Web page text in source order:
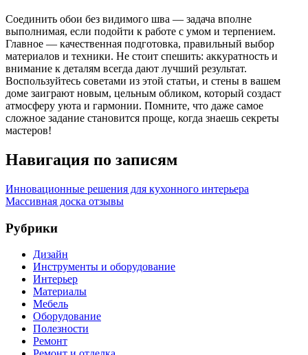
Соединить обои без видимого шва — задача вполне
выполнимая, если подойти к работе с умом и терпением.
Главное — качественная подготовка, правильный выбор
материалов и техники. Не стоит спешить: аккуратность и
внимание к деталям всегда дают лучший результат.
Воспользуйтесь советами из этой статьи, и стены в вашем
доме заиграют новым, цельным обликом, который создаст
атмосферу уюта и гармонии. Помните, что даже самое
сложное задание становится проще, когда знаешь секреты
мастеров!
Навигация по записям
Инновационные решения для кухонного интерьера
Массивная доска отзывы
Рубрики
Дизайн
Инструменты и оборудование
Интерьер
Материалы
Мебель
Оборудование
Полезности
Ремонт